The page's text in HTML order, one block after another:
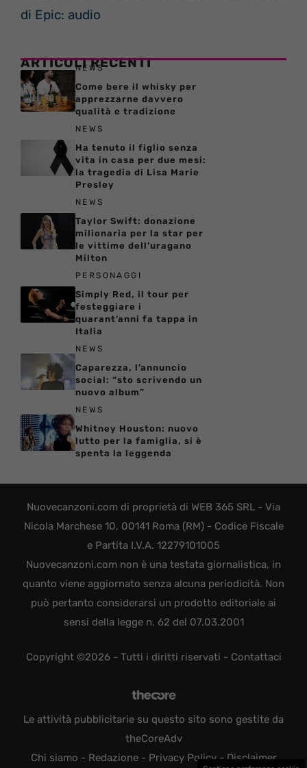
di Epic: audio
ARTICOLI RECENTI
NEWS
Come bere il whisky per
apprezzarne davvero
qualità e tradizione
NEWS
Ha tenuto il figlio senza
vita in casa per due mesi:
la tragedia di Lisa Marie
Presley
NEWS
Taylor Swift: donazione
milionaria per la star per
le vittime dell’uragano
Milton
PERSONAGGI
Simply Red, il tour per
festeggiare i
quarant’anni fa tappa in
Italia
NEWS
Caparezza, l’annuncio
social: “sto scrivendo un
nuovo album”
NEWS
Whitney Houston: nuovo
lutto per la famiglia, si è
spenta la leggenda
Nuovecanzoni.com di proprietà di WEB 365 SRL - Via
Nicola Marchese 10, 00141 Roma (RM) - Codice Fiscale
e Partita I.V.A. 12279101005
Nuovecanzoni.com non è una testata giornalistica, in
quanto viene aggiornato senza alcuna periodicità. Non
può pertanto considerarsi un prodotto editoriale ai
sensi della legge n. 62 del 07.03.2001
Copyright ©2026 - Tutti i diritti riservati - Contattaci
Le attività pubblicitarie su questo sito sono gestite da
theCoreAdv
Chi siamo - Redazione- Privacy Policy- Disclaimer